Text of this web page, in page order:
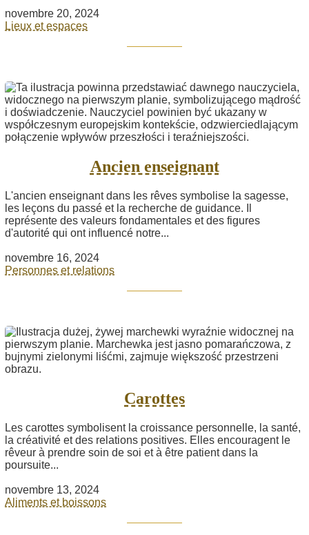
novembre 20, 2024
Lieux et espaces
Ancien enseignant
L'ancien enseignant dans les rêves symbolise la sagesse,
les leçons du passé et la recherche de guidance. Il
représente des valeurs fondamentales et des figures
d'autorité qui ont influencé notre...
novembre 16, 2024
Personnes et relations
Carottes
Les carottes symbolisent la croissance personnelle, la santé,
la créativité et des relations positives. Elles encouragent le
rêveur à prendre soin de soi et à être patient dans la
poursuite...
novembre 13, 2024
Aliments et boissons